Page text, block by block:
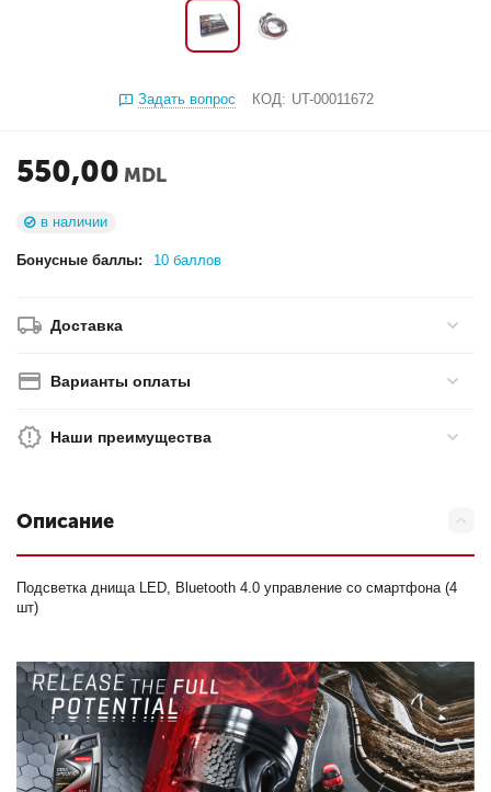
Задать вопрос КОД: UT-00011672
550,00 MDL
в наличии
Бонусные баллы: 10 баллов
Доставка
Варианты оплаты
Наши преимущества
Описание
Подсветка днища LED, Bluetooth 4.0 управление со смартфона (4
шт)